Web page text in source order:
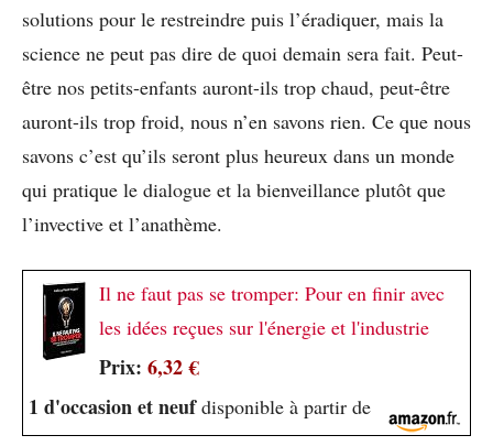
solutions pour le restreindre puis l’éradiquer, mais la
science ne peut pas dire de quoi demain sera fait. Peut-
être nos petits-enfants auront-ils trop chaud, peut-être
auront-ils trop froid, nous n’en savons rien. Ce que nous
savons c’est qu’ils seront plus heureux dans un monde
qui pratique le dialogue et la bienveillance plutôt que
l’invective et l’anathème.
Il ne faut pas se tromper: Pour en finir avec
les idées reçues sur l'énergie et l'industrie
Prix: 6,32 €
1 d'occasion et neufdisponible à partir de